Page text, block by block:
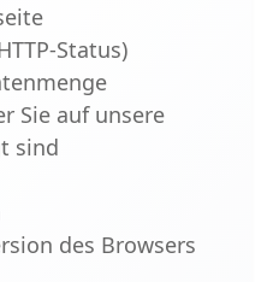
Status)
Sie auf unsere
sind
des Browsers